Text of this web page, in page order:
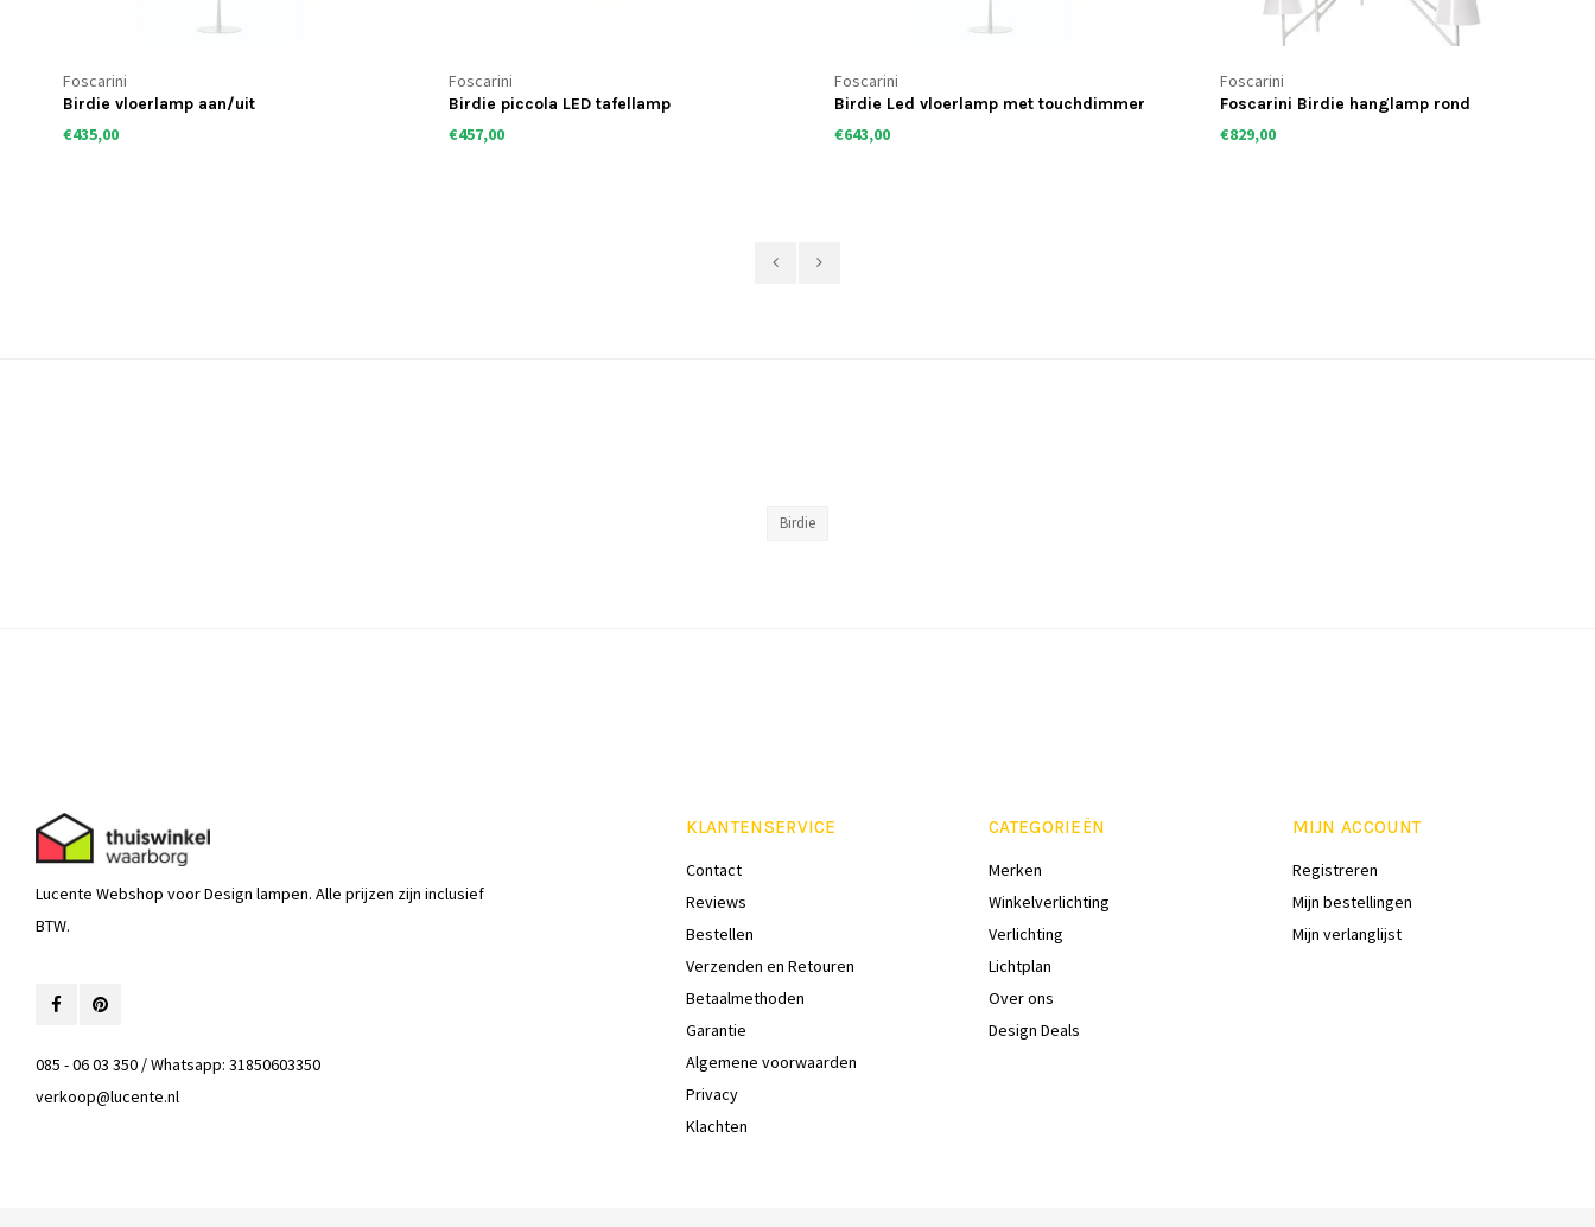
Foscarini
Birdie vloerlamp aan/uit
€435,00
Foscarini
Birdie piccola LED tafellamp
€457,00
Foscarini
Birdie Led vloerlamp met touchdimmer
€643,00
Foscarini
Foscarini Birdie hanglamp rond
€829,00
Birdie
Lucente Webshop voor Design lampen. Alle prijzen zijn inclusief
BTW.
085 - 06 03 350 / Whatsapp: 31850603350
verkoop@lucente.nl
KLANTENSERVICE
Contact
Reviews
Bestellen
Verzenden en Retouren
Betaalmethoden
Garantie
Algemene voorwaarden
Privacy
Klachten
CATEGORIEËN
Merken
Winkelverlichting
Verlichting
Lichtplan
Over ons
Design Deals
MIJN ACCOUNT
Registreren
Mijn bestellingen
Mijn verlanglijst